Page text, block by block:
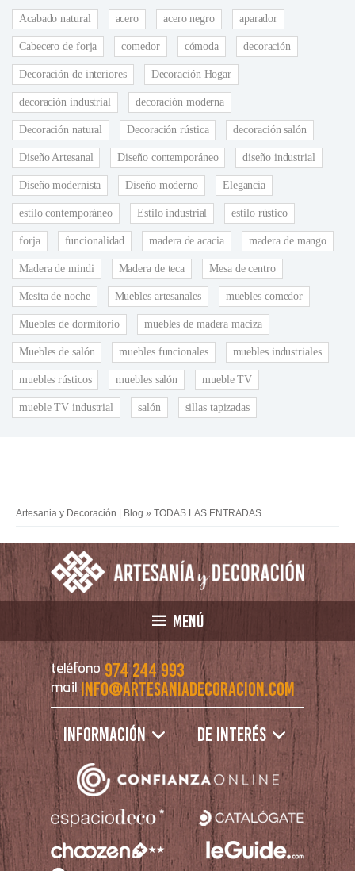
Acabado natural acero acero negro aparador
Cabecero de forja comedor cómoda decoración
Decoración de interiores Decoración Hogar
decoración industrial decoración moderna
Decoración natural Decoración rústica decoración salón
Diseño Artesanal Diseño contemporáneo diseño industrial
Diseño modernista Diseño moderno Elegancia
estilo contemporáneo Estilo industrial estilo rústico
forja funcionalidad madera de acacia madera de mango
Madera de mindi Madera de teca Mesa de centro
Mesita de noche Muebles artesanales muebles comedor
Muebles de dormitorio muebles de madera maciza
Muebles de salón muebles funcionales muebles industriales
muebles rústicos muebles salón mueble TV
mueble TV industrial salón sillas tapizadas
Artesania y Decoración | Blog » TODAS LAS ENTRADAS
MENÚ
teléfono 974 244 993
mail info@artesaniadecoracion.com
Información
De interés